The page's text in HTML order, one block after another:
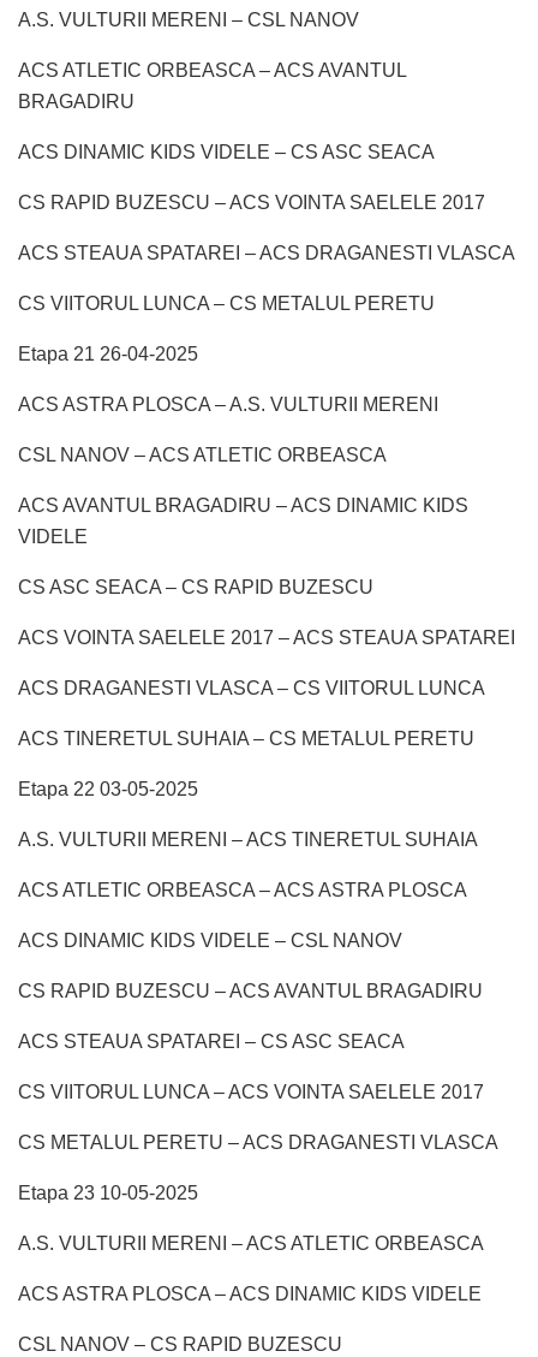
A.S. VULTURII MERENI – CSL NANOV
ACS ATLETIC ORBEASCA – ACS AVANTUL
BRAGADIRU
ACS DINAMIC KIDS VIDELE – CS ASC SEACA
CS RAPID BUZESCU – ACS VOINTA SAELELE 2017
ACS STEAUA SPATAREI – ACS DRAGANESTI VLASCA
CS VIITORUL LUNCA – CS METALUL PERETU
Etapa 21 26-04-2025
ACS ASTRA PLOSCA – A.S. VULTURII MERENI
CSL NANOV – ACS ATLETIC ORBEASCA
ACS AVANTUL BRAGADIRU – ACS DINAMIC KIDS
VIDELE
CS ASC SEACA – CS RAPID BUZESCU
ACS VOINTA SAELELE 2017 – ACS STEAUA SPATAREI
ACS DRAGANESTI VLASCA – CS VIITORUL LUNCA
ACS TINERETUL SUHAIA – CS METALUL PERETU
Etapa 22 03-05-2025
A.S. VULTURII MERENI – ACS TINERETUL SUHAIA
ACS ATLETIC ORBEASCA – ACS ASTRA PLOSCA
ACS DINAMIC KIDS VIDELE – CSL NANOV
CS RAPID BUZESCU – ACS AVANTUL BRAGADIRU
ACS STEAUA SPATAREI – CS ASC SEACA
CS VIITORUL LUNCA – ACS VOINTA SAELELE 2017
CS METALUL PERETU – ACS DRAGANESTI VLASCA
Etapa 23 10-05-2025
A.S. VULTURII MERENI – ACS ATLETIC ORBEASCA
ACS ASTRA PLOSCA – ACS DINAMIC KIDS VIDELE
CSL NANOV – CS RAPID BUZESCU